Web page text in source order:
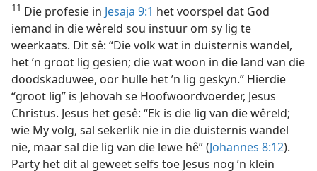
11 Die profesie in Jesaja 9:1 het voorspel dat God
iemand in die wêreld sou instuur om sy lig te
weerkaats. Dit sê: “Die volk wat in duisternis wandel,
het ’n groot lig gesien; die wat woon in die land van die
doodskaduwee, oor hulle het ’n lig geskyn.” Hierdie
“groot lig” is Jehovah se Hoofwoordvoerder, Jesus
Christus. Jesus het gesê: “Ek is die lig van die wêreld;
wie My volg, sal sekerlik nie in die duisternis wandel
nie, maar sal die lig van die lewe hê” (Johannes 8:12).
Party het dit al geweet selfs toe Jesus nog ’n klein